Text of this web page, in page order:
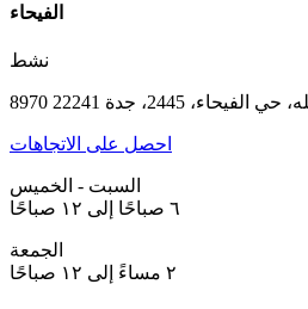
الفيحاء
نشط
2445، جدة 22241
احصل على الاتجاهات
السبت - الخميس
٦ صباحًا إلى ١٢ صباحًا
الجمعة
٢ مساءً إلى ١٢ صباحًا